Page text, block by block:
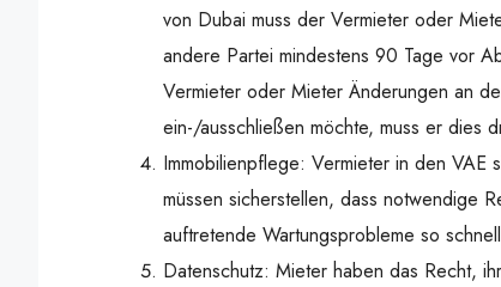
von Dubai muss der Vermieter oder
andere Partei mindestens 90 Tage vor
Vermieter oder Mieter Änderungen an
ein-/ausschließen möchte, muss er dies
Immobilienpflege: Vermieter in den VAE
müssen sicherstellen, dass notwendige
auftretende Wartungsprobleme so
Datenschutz: Mieter haben das Recht,